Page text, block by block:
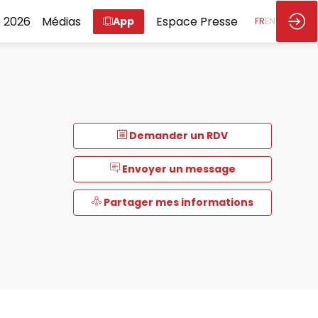
Médias App Espace Presse FREN
Demander un RDV
Envoyer un message
Partager mes informations